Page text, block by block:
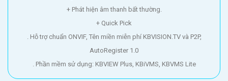
+ Phát hiện âm thanh bất thường.
+ Quick Pick
. Hỗ trợ chuẩn ONVIF, Tên miền miễn phí KBVISION.TV và P2P,
AutoRegister 1.0
. Phần mềm sử dụng: KBVIEW Plus, KBiVMS, KBVMS Lite